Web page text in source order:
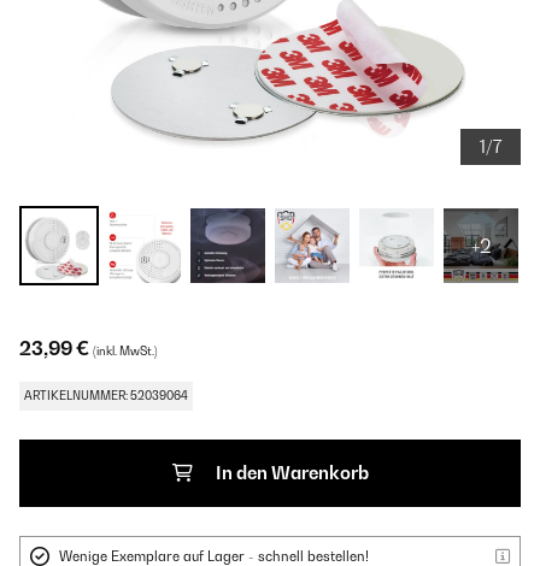
1/7
+2
23,99 € (inkl. MwSt.)
ARTIKELNUMMER: 52039064
In den Warenkorb
Wenige Exemplare auf Lager - schnell bestellen!